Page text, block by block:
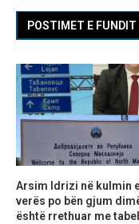
POSTIMET E FUNDIT
Arsim Idrizi në kulmin
verës po bën gjum
është rrethuar me